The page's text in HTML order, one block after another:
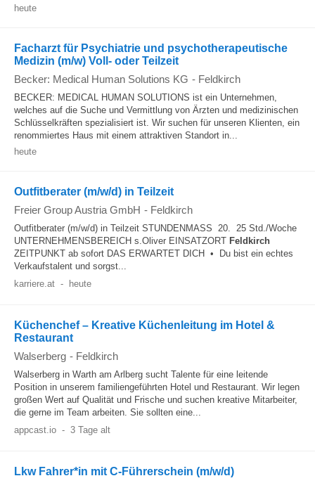
heute
Facharzt für Psychiatrie und psychotherapeutische
Medizin (m/w) Voll- oder Teilzeit
Becker: Medical Human Solutions KG - Feldkirch
BECKER: MEDICAL HUMAN SOLUTIONS ist ein Unternehmen,
welches auf die Suche und Vermittlung von Ärzten und medizinischen
Schlüsselkräften spezialisiert ist. Wir suchen für unseren Klienten, ein
renommiertes Haus mit einem attraktiven Standort in...
heute
Outfitberater (m/w/d) in Teilzeit
Freier Group Austria GmbH - Feldkirch
Outfitberater (m/w/d) in Teilzeit STUNDENMASS 20. 25 Std./Woche
UNTERNEHMENSBEREICH s.Oliver EINSATZORT Feldkirch
ZEITPUNKT ab sofort DAS ERWARTET DICH • Du bist ein echtes
Verkaufstalent und sorgst...
karriere.at - heute
Küchenchef – Kreative Küchenleitung im Hotel &
Restaurant
Walserberg - Feldkirch
Walserberg in Warth am Arlberg sucht Talente für eine leitende
Position in unserem familiengeführten Hotel und Restaurant. Wir legen
großen Wert auf Qualität und Frische und suchen kreative Mitarbeiter,
die gerne im Team arbeiten. Sie sollten eine...
appcast.io - 3 Tage alt
Lkw Fahrer*in mit C-Führerschein (m/w/d)